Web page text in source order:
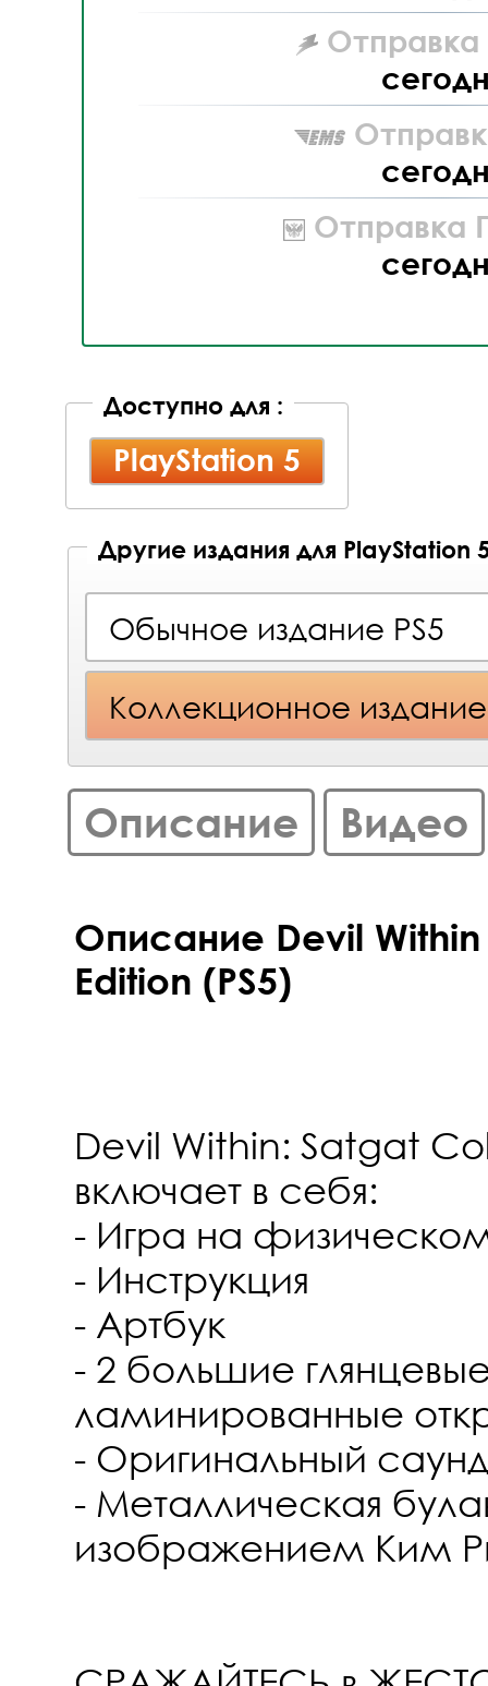
Отправка
Отправка
Доступно для :
PlayStation 5
Другие издания для PlayStation
Обычное издание PS5
Коллекционное издание
Описание Видео
Описание Devil
Edition (PS5)
Devil Within: Satgat
включает в себя:
- Игра на
- Инструкция
- Артбук
- 2 большие
ламинированные
- Оригинальный
- Металлическая
изображением Ким